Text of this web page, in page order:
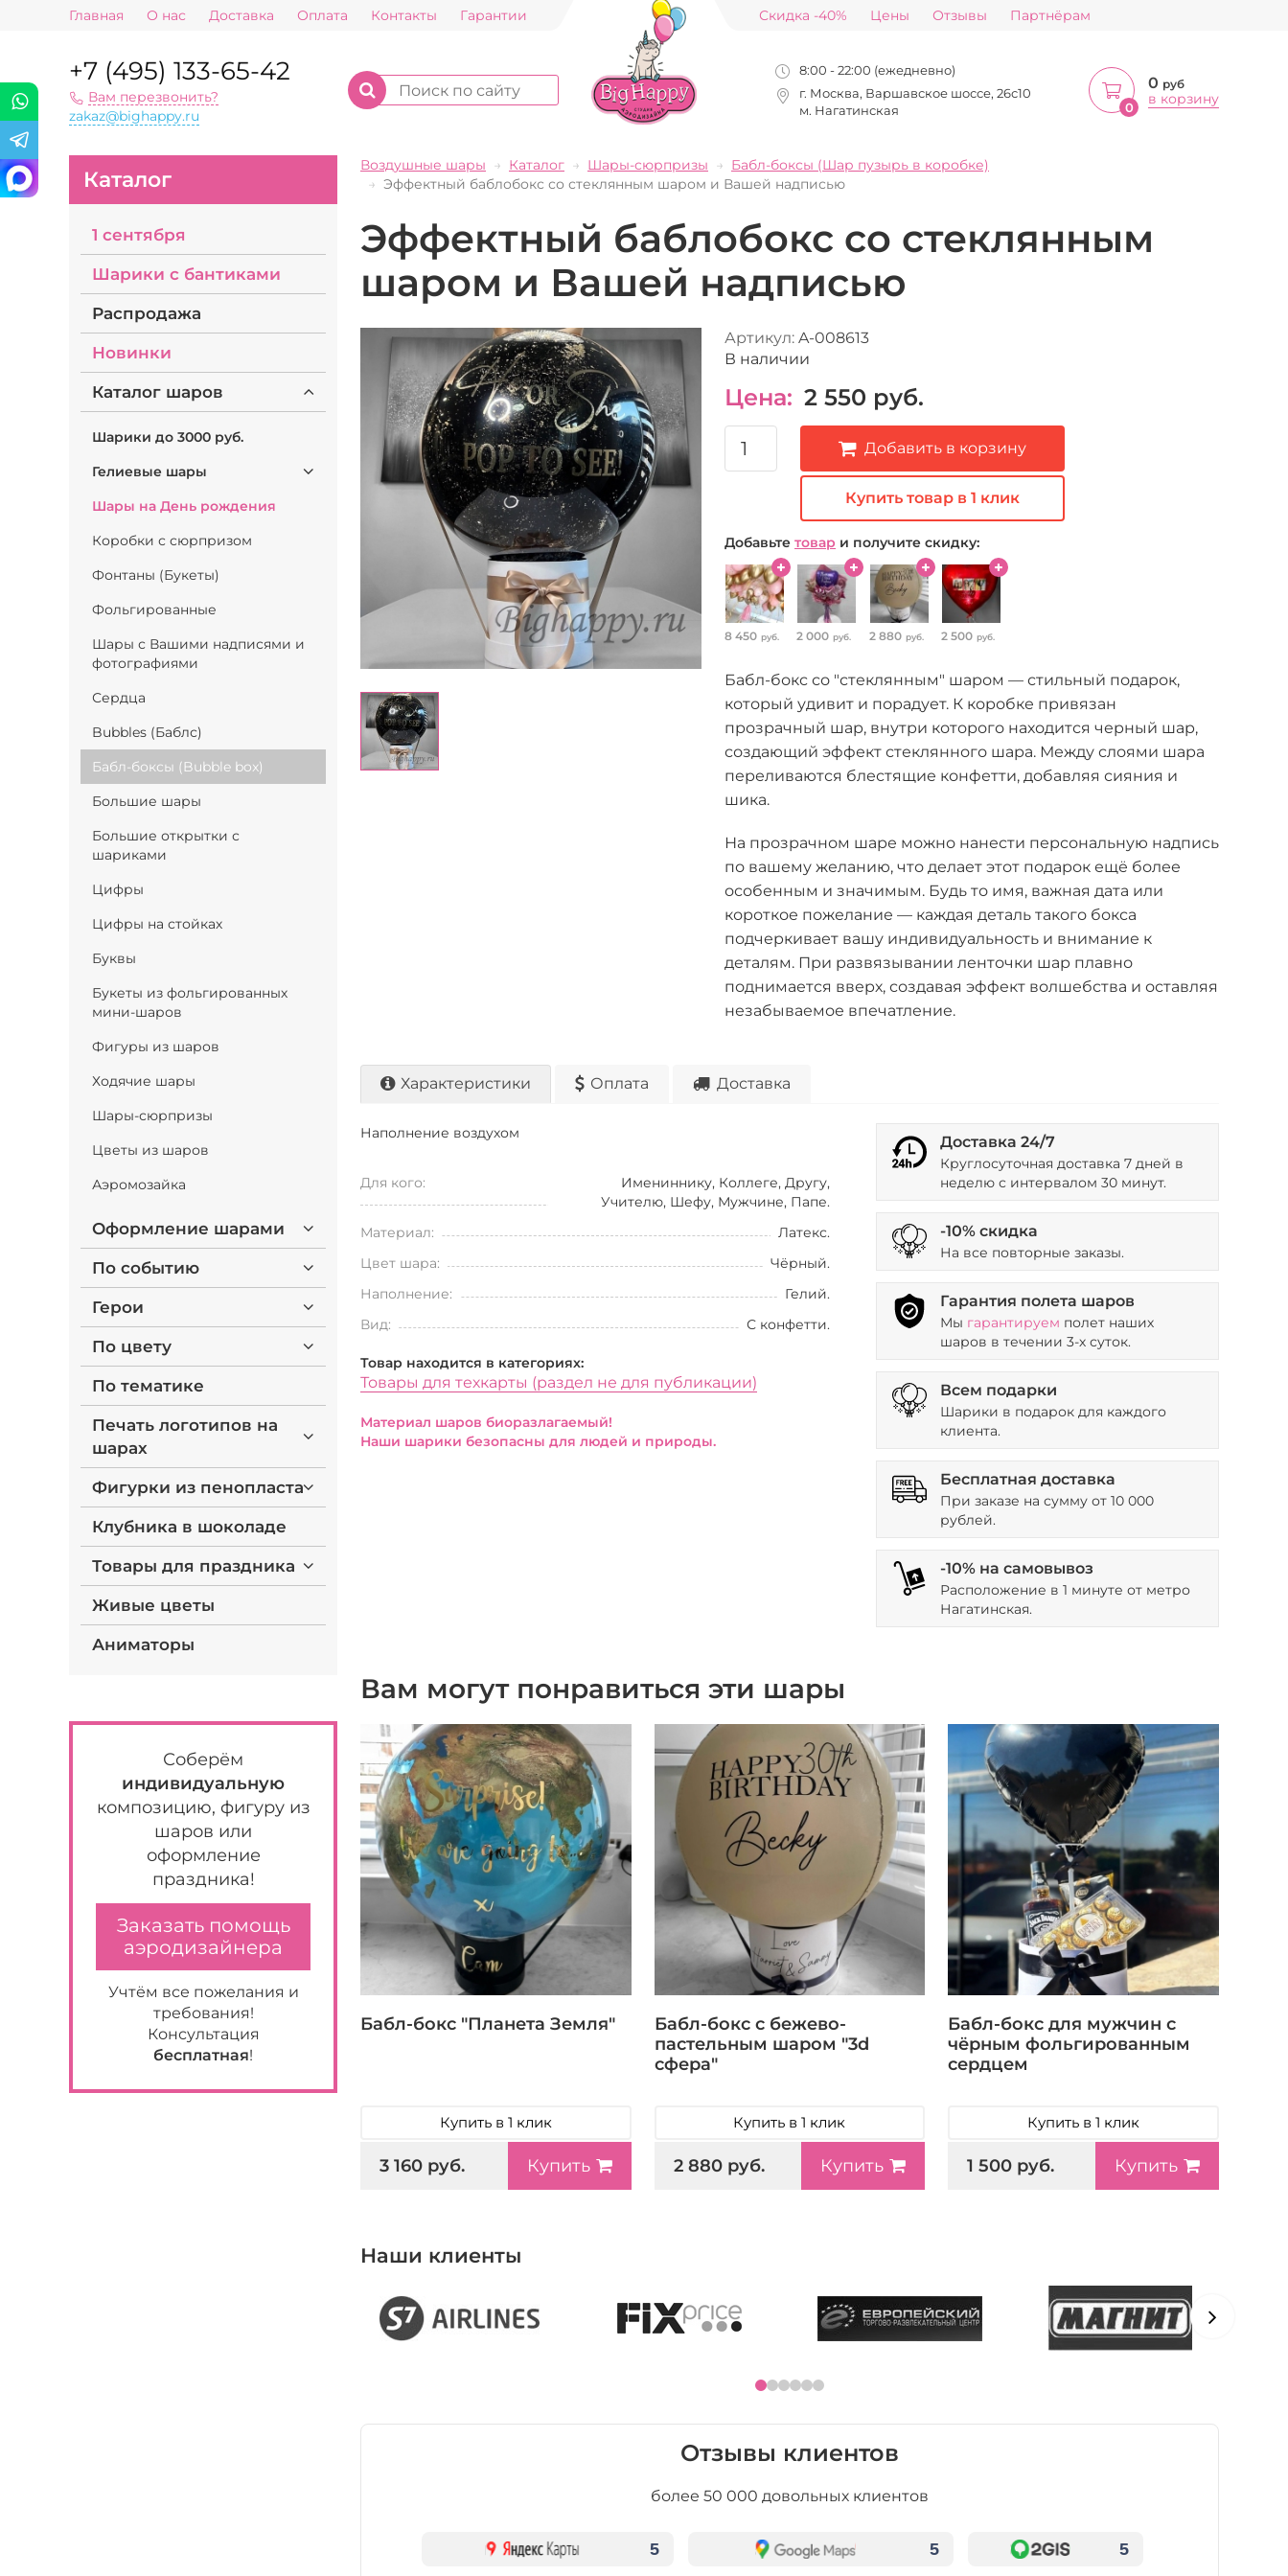
Главная О нас Доставка Оплата Контакты Гарантии Скидка -40% Цены Отзывы Партнёрам
+7 (495) 133-65-42
Вам перезвонить?
zakaz@bighappy.ru
8:00 - 22:00 (ежедневно)
г. Москва, Варшавское шоссе, 26с10
м. Нагатинская
0
0 руб
в корзину
Каталог
1 сентября
Шарики с бантиками
Распродажа
Новинки
Каталог шаров
Шарики до 3000 руб.
Гелиевые шары
Шары на День рождения
Коробки с сюрпризом
Фонтаны (Букеты)
Фольгированные
Шары с Вашими надписями и
фотографиями
Сердца
Bubbles (Баблс)
Бабл-боксы (Bubble box)
Большие шары
Большие открытки с
шариками
Цифры
Цифры на стойках
Буквы
Букеты из фольгированных
мини-шаров
Фигуры из шаров
Ходячие шары
Шары-сюрпризы
Цветы из шаров
Аэромозайка
Оформление шарами
По событию
Герои
По цвету
По тематике
Печать логотипов на
шарах
Фигурки из пенопласта
Клубника в шоколаде
Товары для праздника
Живые цветы
Аниматоры
Соберём
индивидуальную
композицию, фигуру из
шаров или
оформление
праздника!
Заказать помощь
аэродизайнера
Учтём все пожелания и
требования!
Консультация
бесплатная!
Воздушные шары Каталог Шары-сюрпризы
Бабл-боксы (Шар пузырь в коробке)
Эффектный баблобокс со стеклянным шаром и Вашей надписью
Эффектный баблобокс со стеклянным
шаром и Вашей надписью
Артикул: A-008613
В наличии
Цена: 2 550 руб.
Добавить в корзину
Купить товар в 1 клик
Добавьте товар и получите скидку:
8 450 руб. 2 000 руб. 2 880 руб. 2 500 руб.
Бабл-бокс со "стеклянным" шаром — стильный подарок,
который удивит и порадует. К коробке привязан
прозрачный шар, внутри которого находится черный шар,
создающий эффект стеклянного шара. Между слоями шара
переливаются блестящие конфетти, добавляя сияния и
шика.
На прозрачном шаре можно нанести персональную надпись
по вашему желанию, что делает этот подарок ещё более
особенным и значимым. Будь то имя, важная дата или
короткое пожелание — каждая деталь такого бокса
подчеркивает вашу индивидуальность и внимание к
деталям. При развязывании ленточки шар плавно
поднимается вверх, создавая эффект волшебства и оставляя
незабываемое впечатление.
Характеристики Оплата Доставка
Наполнение воздухом
Для кого:
Имениннику, Коллеге, Другу,
Учителю, Шефу, Мужчине, Папе.
Материал:
Латекс.
Цвет шара:
Чёрный.
Наполнение:
Гелий.
Вид:
С конфетти.
Товар находится в категориях:
Товары для техкарты (раздел не для публикации)
Материал шаров биоразлагаемый!
Наши шарики безопасны для людей и природы.
Доставка 24/7
Круглосуточная доставка 7 дней в
неделю с интервалом 30 минут.
-10% скидка
На все повторные заказы.
Гарантия полета шаров
Мы гарантируем полет наших
шаров в течении 3-х суток.
Всем подарки
Шарики в подарок для каждого
клиента.
Бесплатная доставка
При заказе на сумму от 10 000
рублей.
-10% на самовывоз
Расположение в 1 минуте от метро
Нагатинская.
Вам могут понравиться эти шары
Бабл-бокс "Планета Земля"
Купить в 1 клик
3 160 руб. Купить
Бабл-бокс с бежево-
пастельным шаром "3d
сфера"
Купить в 1 клик
2 880 руб. Купить
Бабл-бокс для мужчин с
чёрным фольгированным
сердцем
Купить в 1 клик
1 500 руб. Купить
Наши клиенты
Отзывы клиентов
более 50 000 довольных клиентов
5 5 5